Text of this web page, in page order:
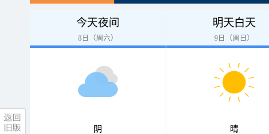
今天夜间
8日（周六）
阴
明天白天
9日（周日）
晴